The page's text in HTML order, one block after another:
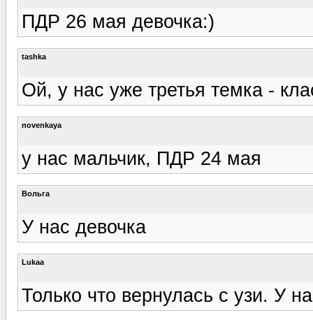
ПДР 26 мая девочка:)
tashka
Ой, у нас уже третья темка -
novenkaya
у нас мальчик, ПДР 24 мая
Вольга
У нас девочка
Lukaa
Только что вернулась с узи. У